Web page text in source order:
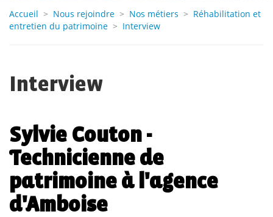
Contact
Accueil > Nous rejoindre > Nos métiers > Réhabilitation et
entretien du patrimoine > Interview
Interview
Sylvie Couton -
Technicienne de
patrimoine à l'agence
d'Amboise